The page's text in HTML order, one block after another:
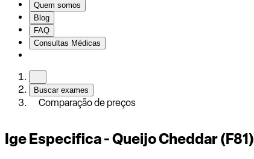
Quem somos
Blog
FAQ
Consultas Médicas
Buscar exames
Comparação de preços
Ige Especifica - Queijo Cheddar (F81)